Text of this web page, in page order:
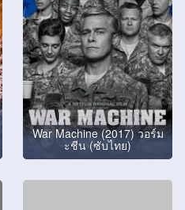
War Machine (2017) วอร์ม
ะชีน (ซับไทย)